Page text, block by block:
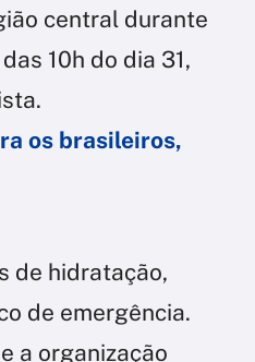
central durante
10h do dia 31,
os brasileiros,
de hidratação,
de emergência.
a organização